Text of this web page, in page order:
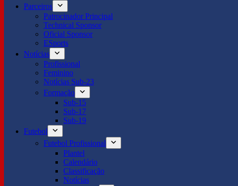
Parceiros
Patrocinador Principal
Technical Sponsor
Oficial Sponsor
ESports
Notícias
Profissional
Feminino
Notícias Sub-23
Formação
Sub-15
Sub-17
Sub-19
Futebol
Futebol Profissional
Plantel
Calendário
Classificação
Notícias